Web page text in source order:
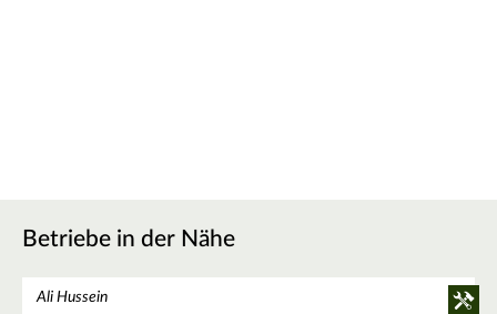
Betriebe in der Nähe
Ali Hussein